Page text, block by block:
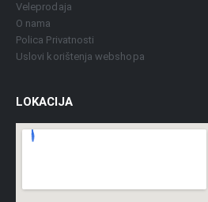
Veleprodaja
O nama
Polica Privatnosti
Uslovi korištenja webshopa
LOKACIJA